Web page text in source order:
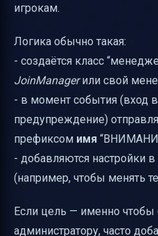
игрокам.
Логика обычно такая:
- создаётся класс
JoinManagerили свой
- в момент события (вход
предупреждение)
префиксом имя
- добавляются настройки
(например, чтобы менять
Если цель — именно
администратору, часто